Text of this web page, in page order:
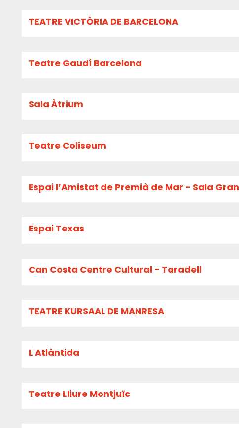
TEATRE VICTÒRIA DE BARCELONA
Teatre Gaudí Barcelona
Sala Àtrium
Teatre Coliseum
Espai l’Amistat de Premià de Mar - Sala Gran
Espai Texas
Can Costa Centre Cultural - Taradell
TEATRE KURSAAL DE MANRESA
L'Atlàntida
Teatre Lliure Montjuïc